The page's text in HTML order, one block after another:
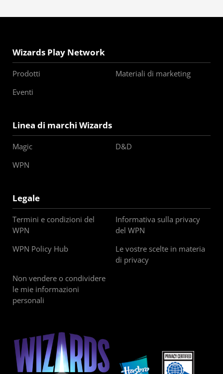
Wizards Play Network
Prodotti
Materiali di marketing
Eventi
Linea di marchi Wizards
Magic
D&D
WPN
Legale
Termini e condizioni del
WPN
Informativa sulla privacy
del WPN
WPN Policy Hub
Le vostre scelte in materia
di privacy
Non vendere o condividere
le mie informazioni
personali